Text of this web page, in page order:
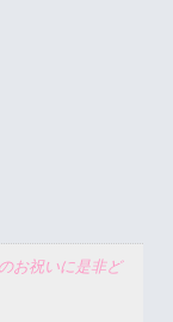
お祝いに是非ど